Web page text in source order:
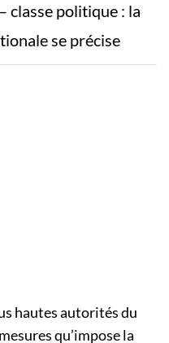
classe politique : la
se précise
hautes autorités du
qu’impose la